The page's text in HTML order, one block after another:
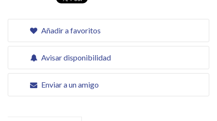
Añadir a favoritos
Avisar disponibilidad
Enviar a un amigo